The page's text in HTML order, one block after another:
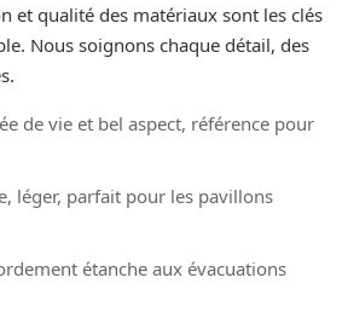
et qualité des matériaux sont les clés
Nous soignons chaque détail, des
de vie et bel aspect, référence pour
léger, parfait pour les pavillons
étanche aux évacuations